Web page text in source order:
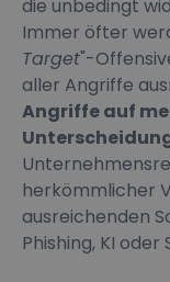
die unbedingt
Immer öfter
Target"-
aller Angriffe
Angriffe auf
herkömmlicher
ausreichenden
Phishing, KI